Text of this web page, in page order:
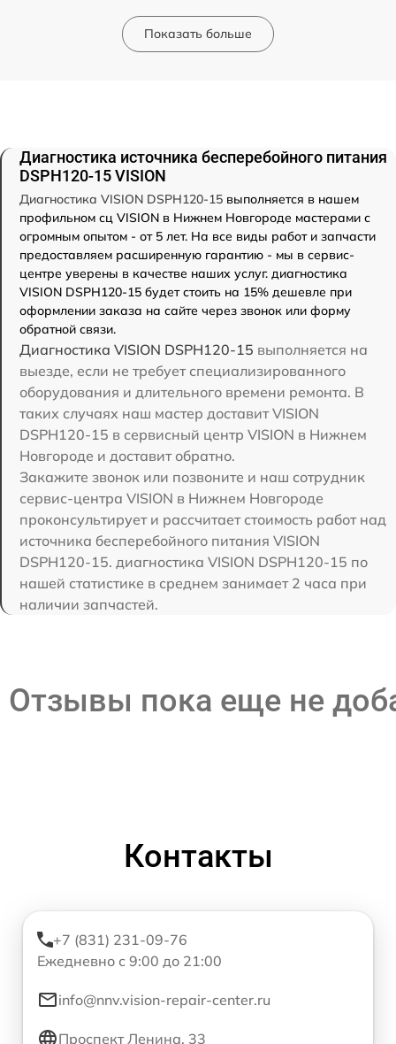
Показать больше
Диагностика источника бесперебойного питания
DSPH120-15 VISION
Диагностика VISION DSPH120-15 выполняется в нашем
профильном сц VISION в Нижнем Новгороде мастерами с
огромным опытом - от 5 лет. На все виды работ и запчасти
предоставляем расширенную гарантию - мы в сервис-
центре уверены в качестве наших услуг. диагностика
VISION DSPH120-15 будет стоить на 15% дешевле при
оформлении заказа на сайте через звонок или форму
обратной связи.
Диагностика VISION DSPH120-15 выполняется на
выезде, если не требует специализированного
оборудования и длительного времени ремонта. В
таких случаях наш мастер доставит VISION
DSPH120-15 в сервисный центр VISION в Нижнем
Новгороде и доставит обратно.
Закажите звонок или позвоните и наш сотрудник
сервис-центра VISION в Нижнем Новгороде
проконсультирует и рассчитает стоимость работ над
источника бесперебойного питания VISION
DSPH120-15. диагностика VISION DSPH120-15 по
нашей статистике в среднем занимает 2 часа при
наличии запчастей.
Отзывы пока еще не
Контакты
+7 (831) 231-09-76
Ежедневно с 9:00 до 21:00
info@nnv.vision-repair-center.ru
Проспект Ленина, 33